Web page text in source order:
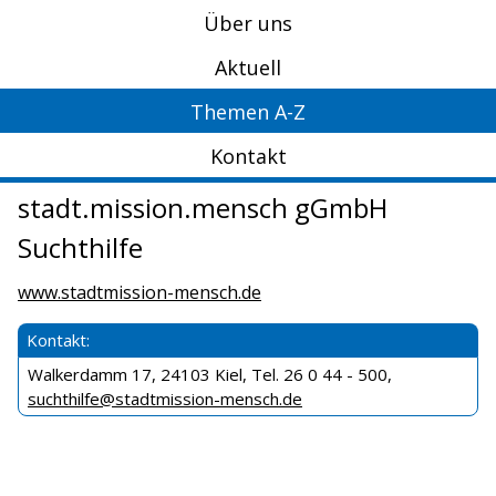
Über uns
Aktuell
Themen A-Z
Kontakt
stadt.mission.mensch gGmbH
Suchthilfe
www.stadtmission-mensch.de
Kontakt:
Walkerdamm 17, 24103 Kiel, Tel. 26 0 44 - 500,
suchthilfe@stadtmission-mensch.de